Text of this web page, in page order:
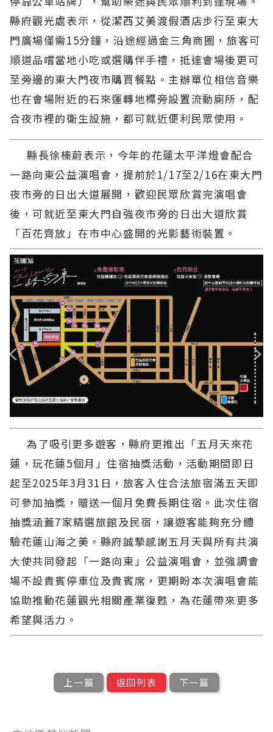
縣府觀光處表示，從潔西艾美渡假酒店步行至東大
門廣場僅需15分鐘，沿途經過金三角商圈，旅客可
順道品嚐當地小吃或選購伴手禮，抵達會場後更可
至旁邊的東大門夜市購買餐點。主辦單位相信音樂
也在會場附近的石來運轉地標旁設置流動廁所，配
合夜市裡的衛生設施，都可就近便利民眾使用。
縣長徐榛蔚表示，今年的花蓮太平洋燈會配合
一路向東公益演唱會，提前於1/17至2/16在東大門
夜市旁的日出大道展開，歡迎民眾欣賞完演唱會
後，可就近至東大門自強夜市旁的日出大道欣賞
「百花齊放」在市中心盛開的光影藝術裝置。
為了吸引更多遊客，縣府更推出「五月天來花
蓮，玩花蓮5個月」住宿抽獎活動，活動期間即日
起至2025年3月31日，旅客入住合法旅宿滿五天即
可參加抽獎，贈送一個月免費長期住宿。此次住宿
抽獎涵蓋7家精選旅館及民宿，讓遊客能夠充分體
驗花蓮山海之美。縣府誠摯感謝五月天與所有共演
大使共同發起「一路向東」公益演唱會，並強調會
場不設貴賓停車位及貴賓席，更期盼本次演唱會能
協助推動花蓮觀光相關產業復甦，為花蓮帶來更多
希望與活力。
上一篇 返回列表 下一篇